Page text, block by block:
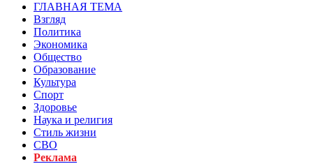
ГЛАВНАЯ ТЕМА
Взгляд
Политика
Экономика
Общество
Образование
Культура
Спорт
Здоровье
Наука и религия
Стиль жизни
СВО
Реклама